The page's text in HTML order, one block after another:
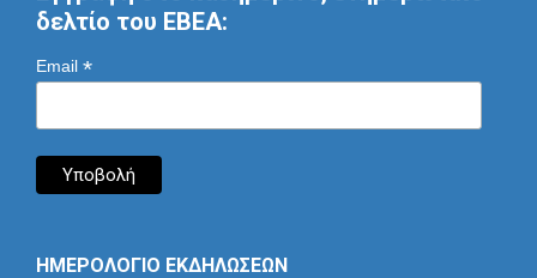
δελτίο του ΕΒΕΑ:
Email *
ΗΜΕΡΟΛΟΓΙΟ ΕΚΔΗΛΩΣΕΩΝ